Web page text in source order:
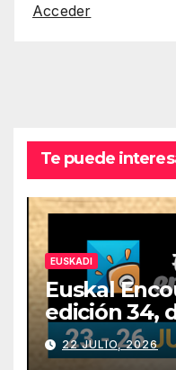
Acceder
Te puede
EUSKADI
Euskal
edición 34,
julio
22 JULIO, 2026